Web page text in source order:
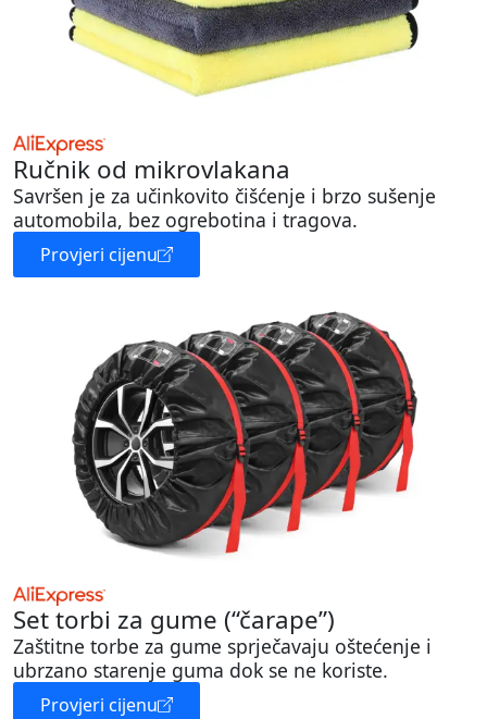
Ručnik od mikrovlakana
Savršen je za učinkovito čišćenje i brzo sušenje
automobila, bez ogrebotina i tragova.
Provjeri cijenu
Set torbi za gume (“čarape”)
Zaštitne torbe za gume sprječavaju oštećenje i
ubrzano starenje guma dok se ne koriste.
Provjeri cijenu